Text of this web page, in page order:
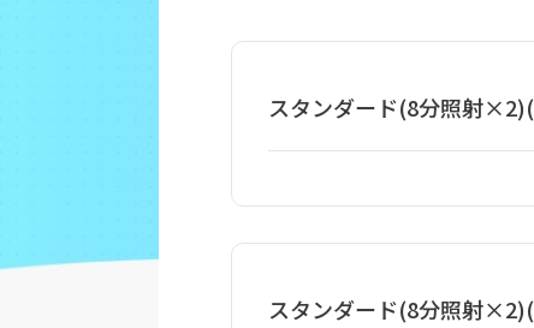
スタンダード(8分照射
スタンダード(8分照射